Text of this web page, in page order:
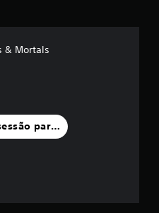
d
& Mortals
para classificar